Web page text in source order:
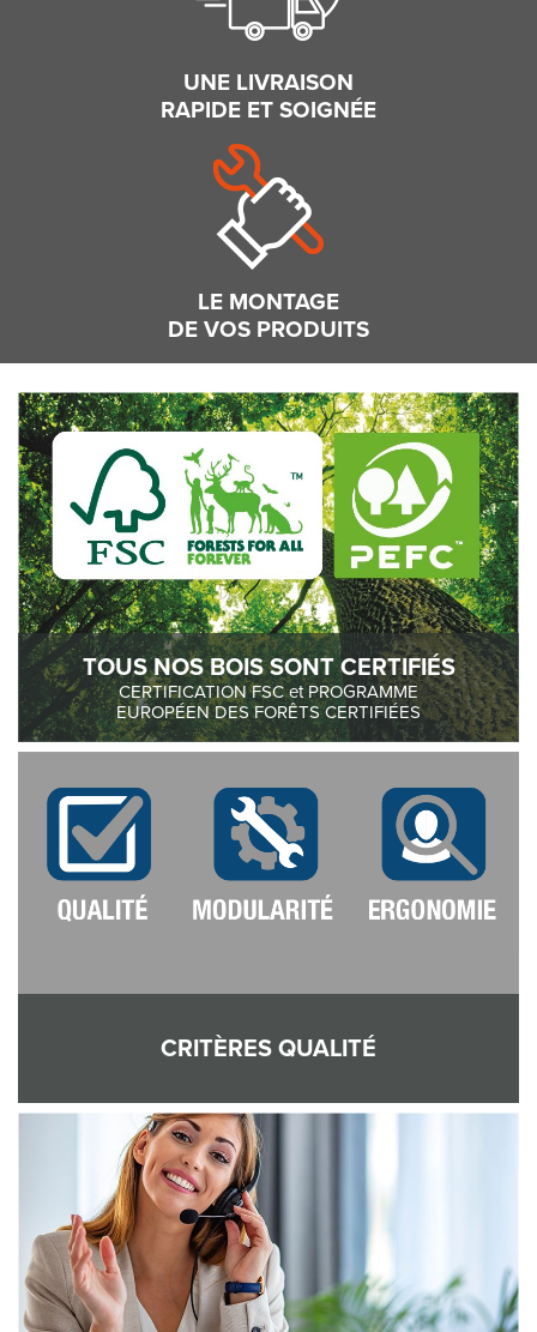
UNE LIVRAISON
RAPIDE ET SOIGNÉE
LE MONTAGE
DE VOS PRODUITS
TOUS NOS BOIS SONT CERTIFIÉS
CERTIFICATION FSC et PROGRAMME
EUROPÉEN DES FORÊTS CERTIFIÉES
CRITÈRES QUALITÉ